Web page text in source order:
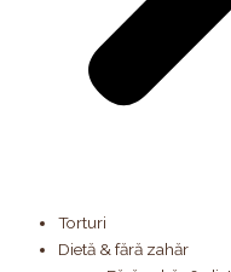
Torturi
Dietă & fără zahăr